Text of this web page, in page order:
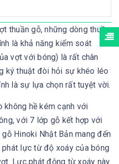
thuần gỗ, những dòng thuần
là khả năng kiểm soát
vợt với bóng) là rất chân
ký thuật đòi hỏi sự khéo léo
là sự lựa chọn rất tuyệt vời.
không hề kém cạnh với
với 7 lớp gỗ kết hợp với
Hinoki Nhật Bản mang đến
lực từ độ xoáy của bóng
Lực phát động từ xoáy này